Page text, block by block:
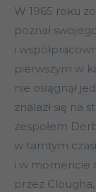
W 1965 roku
poznał
i
pierwszym w
nie osiągnął
znalazł się na
zespołem
w tamtym
i w momencie
przez